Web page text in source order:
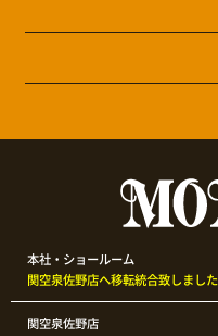
本社・ショールーム
関空泉佐野店へ移転統合致しました
関空泉佐野店